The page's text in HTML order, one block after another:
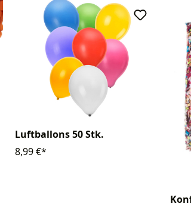
Luftballons 50 Stk.
8,99 €*